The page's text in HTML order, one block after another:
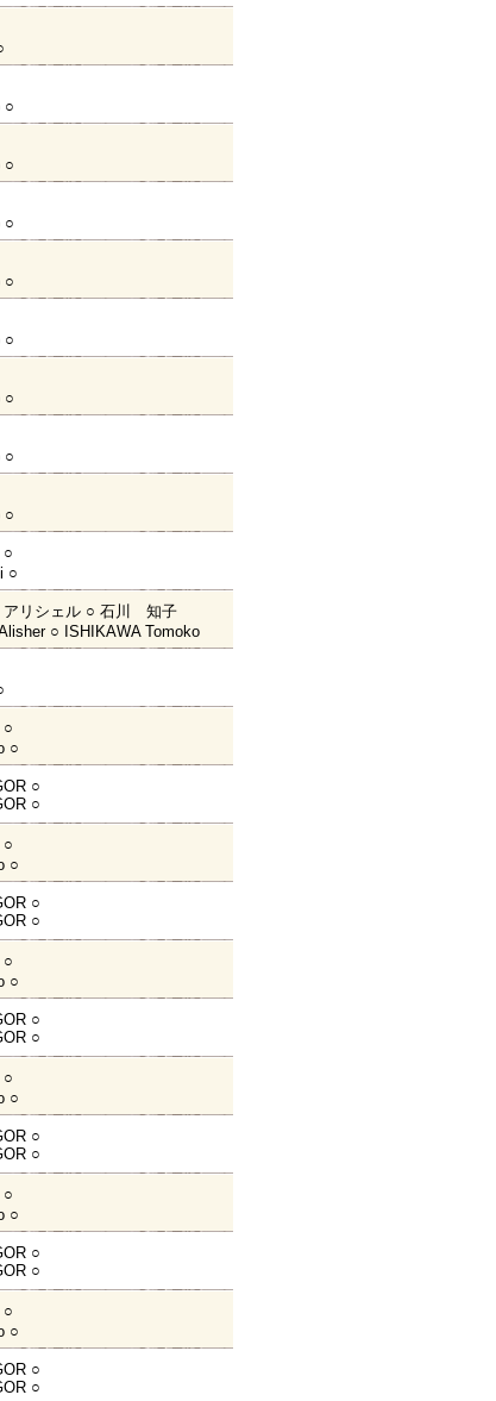
○
○
○
○
○
○
○
○
○
アリシェル ○ 石川 知子
○ ISHIKAWA Tomoko
○
○
○
○
○
○
○
○
○
○
○
○
○
○
○
○
○
○